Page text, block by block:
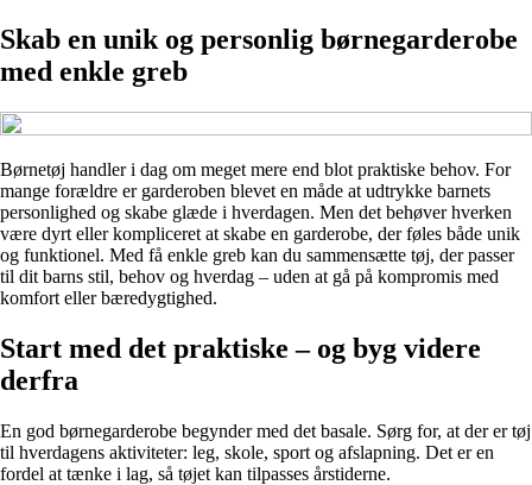
Skab en unik og personlig børnegarderobe
med enkle greb
Børnetøj handler i dag om meget mere end blot praktiske behov. For
mange forældre er garderoben blevet en måde at udtrykke barnets
personlighed og skabe glæde i hverdagen. Men det behøver hverken
være dyrt eller kompliceret at skabe en garderobe, der føles både unik
og funktionel. Med få enkle greb kan du sammensætte tøj, der passer
til dit barns stil, behov og hverdag – uden at gå på kompromis med
komfort eller bæredygtighed.
Start med det praktiske – og byg videre
derfra
En god børnegarderobe begynder med det basale. Sørg for, at der er tøj
til hverdagens aktiviteter: leg, skole, sport og afslapning. Det er en
fordel at tænke i lag, så tøjet kan tilpasses årstiderne.